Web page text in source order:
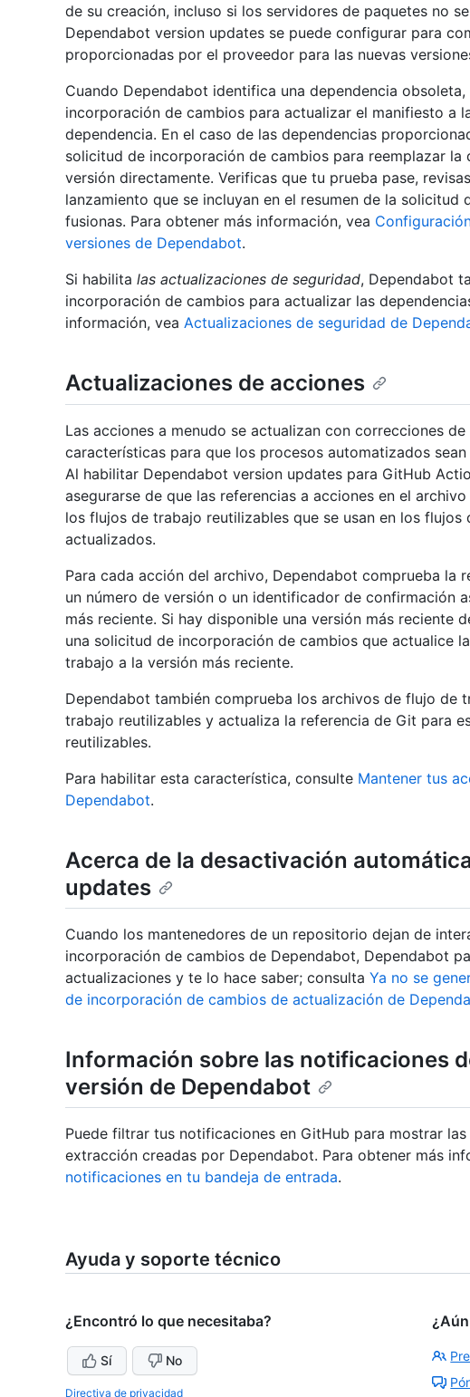
de su creación, incluso si los servidores de paquetes no
Dependabot version updates se puede configurar para
proporcionadas por el proveedor para las nuevas
Cuando Dependabot identifica una dependencia
incorporación de cambios para actualizar el manifiesto a
dependencia. En el caso de las dependencias
solicitud de incorporación de cambios para reemplazar la
versión directamente. Verificas que tu prueba pase,
lanzamiento que se incluyan en el resumen de la
fusionas. Para obtener más información, vea
versiones de Dependabot.
Si habilita las actualizaciones de seguridad, Dependabot
incorporación de cambios para actualizar las
información, vea Actualizaciones de seguridad de
Actualizaciones de acciones
Las acciones a menudo se actualizan con correcciones
características para que los procesos automatizados
Al habilitar Dependabot version updates para GitHub
asegurarse de que las referencias a acciones en el archivo
los flujos de trabajo reutilizables que se usan en los flujos
actualizados.
Para cada acción del archivo, Dependabot comprueba la
un número de versión o un identificador de confirmación
más reciente. Si hay disponible una versión más reciente
una solicitud de incorporación de cambios que actualice
trabajo a la versión más reciente.
Dependabot también comprueba los archivos de flujo de
trabajo reutilizables y actualiza la referencia de Git para
reutilizables.
Para habilitar esta característica, consulte Mantener tus
Dependabot.
Acerca de la desactivación
updates
Cuando los mantenedores de un repositorio dejan de
incorporación de cambios de Dependabot, Dependabot
actualizaciones y te lo hace saber; consulta Ya no se
de incorporación de cambios de actualización de
Información sobre las notificaciones
versión de Dependabot
Puede filtrar tus notificaciones en GitHub para mostrar
extracción creadas por Dependabot. Para obtener más
notificaciones en tu bandeja de entrada.
Ayuda y soporte técnico
¿Encontró lo que necesitaba?
Sí No
Directiva de privacidad